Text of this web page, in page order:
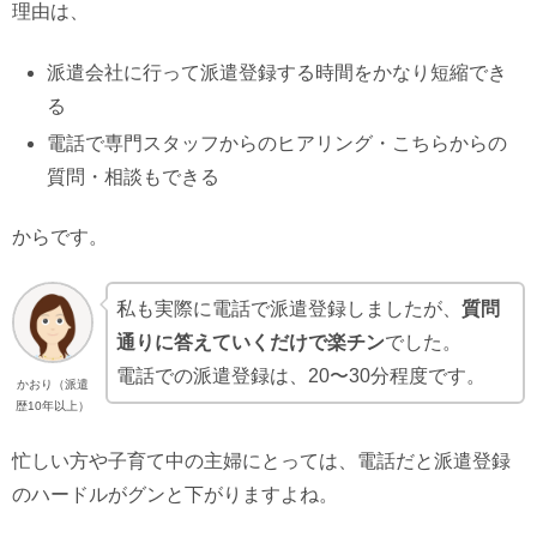
理由は、
派遣会社に行って派遣登録する時間をかなり短縮でき
る
電話で専門スタッフからのヒアリング・こちらからの
質問・相談もできる
からです。
かおり（派遣
歴10年以上）
私も実際に電話で派遣登録しましたが、質問
通りに答えていくだけで楽チンでした。
電話での派遣登録は、20〜30分程度です。
忙しい方や子育て中の主婦にとっては、電話だと派遣登録
のハードルがグンと下がりますよね。